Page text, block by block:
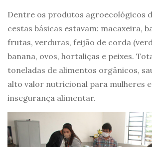
Dentre os produtos agroecológicos
cestas básicas estavam: macaxeira,
frutas, verduras, feijão de corda
banana, ovos, hortaliças e peixes.
toneladas de alimentos orgânicos,
alto valor nutricional para mulheres
insegurança alimentar.